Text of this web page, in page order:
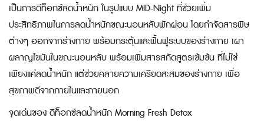
เป็นการดีท็อกซ์ลดน้ำหนักในรูปแบบ MID-Night ที่ช่วยเพิ่ม
ประสิทธิภาพในการลดน้ำหนักขณะนอนหลับพักผ่อน โดยกำจัดสารพิษ
ต่างๆ ออกจากร่างกาย พร้อมกระตุ้นและฟื้นฟูระบบของร่างกาย เผา
ผลาญไขมันในขณะนอนหลับ พร้อมเพิ่มสารสกัดสูตรเข้มข้น ที่ไม่ใช่
เพียงแค่ลดน้ำหนัก แต่ช่วยคลายความเครียดสะสมของร่างกาย เพื่อ
สุขภาพดีจากภายในและภายนอก
จุดเด่นของ ดีท็อกซ์ลดน้ำหนัก Morning Fresh Detox